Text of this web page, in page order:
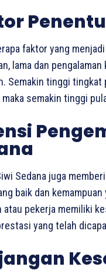
Penentu
faktor yang
lama dan
Semakin tinggi tingkat
maka semakin tinggi
Sedana juga
baik dan
atau pekerja memiliki
yang telah